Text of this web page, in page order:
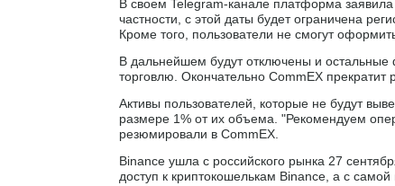
В своем Telegram-канале платформа
частности, с этой даты будет ограничена
Кроме того, пользователи не смогут
В дальнейшем будут отключены и
торговлю. Окончательно CommEX прекратит
Активы пользователей, которые не будут
размере 1% от их объема. "Рекомендуем
резюмировали в CommEX.
Binance ушла с российского рынка 27
доступ к криптокошелькам Binance, а с